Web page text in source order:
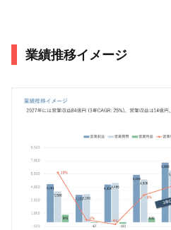
業績推移イメージ